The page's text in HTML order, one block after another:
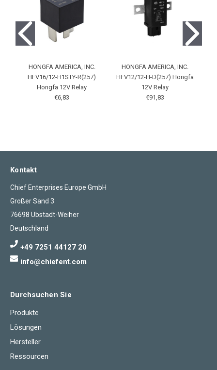
HONGFA AMERICA, INC.
HFV16/12-H1STY-R(257)
Hongfa 12V Relay
€6,83
HONGFA AMERICA, INC.
HFV12/12-H-D(257) Hongfa
12V Relay
€91,83
Kontakt
Chief Enterprises Europe GmbH
Großer Sand 3
76698 Ubstadt-Weiher
Deutschland
+49 7251 44127 20
info@chiefent.com
Durchsuchen Sie
Produkte
Lösungen
Hersteller
Ressourcen